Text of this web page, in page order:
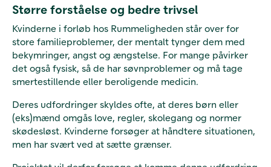
Større forståelse og bedre trivsel
Kvinderne i forløb hos Rummeligheden står over for
store familieproblemer, der mentalt tynger dem med
bekymringer, angst og ængstelse. For mange påvirker
det også fysisk, så de har søvnproblemer og må tage
smertestillende eller beroligende medicin.
Deres udfordringer skyldes ofte, at deres børn eller
(eks)mænd omgås love, regler, skolegang og normer
skødesløst. Kvinderne forsøger at håndtere situationen,
men har svært ved at sætte grænser.